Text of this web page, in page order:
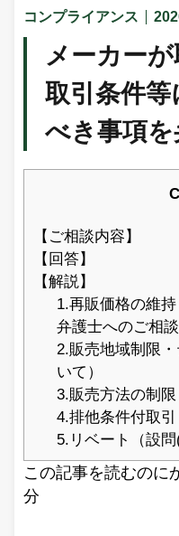
コンプライアンス
メーカー
取引条件
べき事項を
【ご相談内容】
【回答】
【解説】
1.再販価格の維持
弁護士へのご相
2.販売地域制限
いて）
3.販売方法の制限
4.排他条件付取引
5.リベート（設問
この記事を読むの
分